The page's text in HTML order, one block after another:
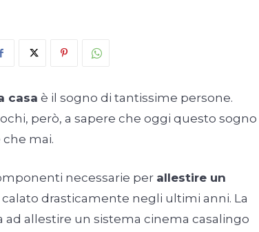
casa è il sogno di tantissime persone.
però, a sapere che oggi questo sogno
mai.
necessarie per allestire un
calato drasticamente negli ultimi anni. La
ad allestire un sistema cinema casalingo